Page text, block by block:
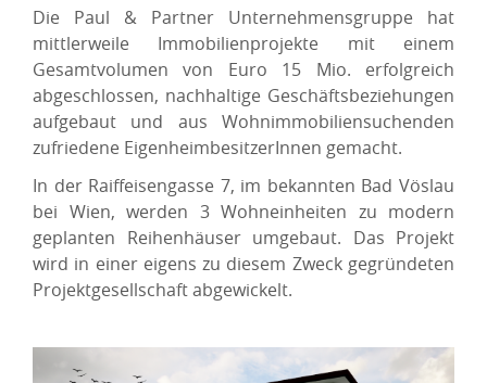
Die Paul & Partner Unternehmensgruppe hat
mittlerweile Immobilienprojekte mit einem
Gesamtvolumen von Euro 15 Mio. erfolgreich
abgeschlossen, nachhaltige Geschäftsbeziehungen
aufgebaut und aus Wohnimmobiliensuchenden
zufriedene EigenheimbesitzerInnen gemacht.
In der Raiffeisengasse 7, im bekannten Bad Vöslau
bei Wien, werden 3 Wohneinheiten zu modern
geplanten Reihenhäuser umgebaut. Das Projekt
wird in einer eigens zu diesem Zweck gegründeten
Projektgesellschaft abgewickelt.